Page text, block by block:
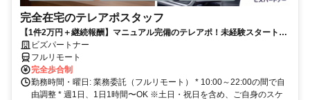
完全在宅のテレアポスタッフ
【1件2万円＋継続報酬】マニュアル完備のテレアポ！未経験スタートの
副業スタッフ活躍中／丁寧なフォロー体制あり
ビズパートナー
フルリモート
完全歩合制
勤務時間・曜日: 業務委託（フルリモート） * 10:00～22:00の間で自
由調整 * 週1日、1日1時間〜OK ※土日・祝日を含め、ご自身のスケ